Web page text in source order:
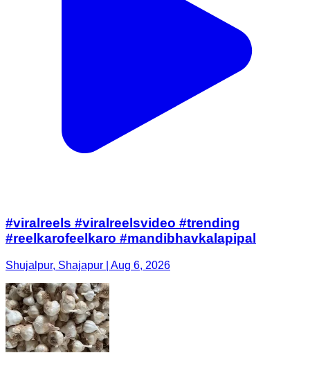
#viralreels #viralreelsvideo #trending
#reelkarofeelkaro #mandibhavkalapipal
Shujalpur, Shajapur | Aug 6, 2026